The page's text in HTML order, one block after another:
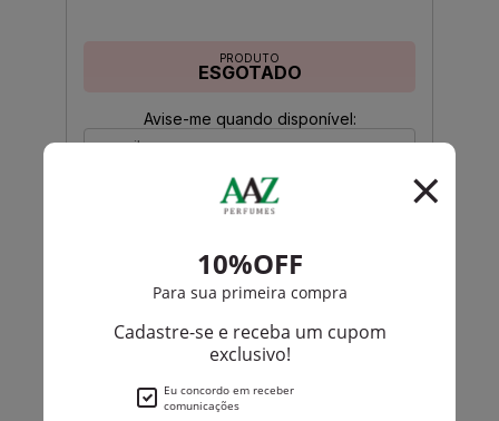
PRODUTO
ESGOTADO
Avise-me quando disponível:
Ok
Christian Dior
PRODUTO
ESGOTADO